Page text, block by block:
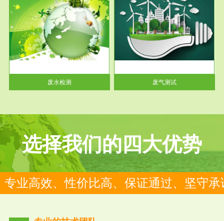
废水检测
服务范围
废气测试
检测范围工业废气检测包括有机
废气和无机废气。有机废气主要
包括...
废气测试
选择我们的四大优势
专业高效、性价比高、保证通过、坚守承